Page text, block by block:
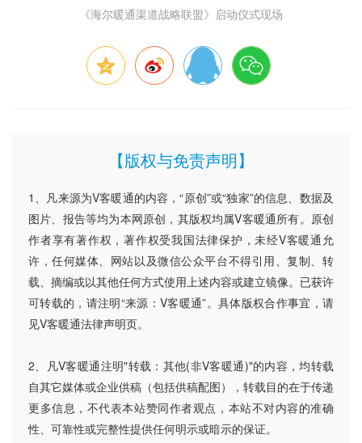
《海尔暖通渠道战略联盟》启动仪式现场
【版权与免责声明】
1、凡来源为V客暖通的内容，“原创”或“独家”的信息、数据及
图片、报告等均为本网原创，其版权均属V客暖通所有。原创
作者享有著作权，著作权受我国法律保护，未经V客暖通允
许，任何媒体、网站以及微信公众平台不得引用、复制、转
载、摘编或以其他任何方式使用上述内容或建立镜像。已获许
可转载的，请注明“来源：V客暖通”。具体版权合作事宜，请
见V客暖通法律声明页。
2、凡V客暖通注明"转载：其他(非V客暖通)"的内容，均转载
自其它媒体或企业供稿（包括供稿配图），转载目的在于传递
更多信息，不代表本站赞同作者观点，本站不对内容的准确
性、可靠性或完整性提供任何明示或暗示的保证。